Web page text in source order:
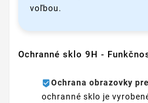
voľbou.
Ochranné sklo 9H -
Ochrana obrazovky
ochranné sklo je